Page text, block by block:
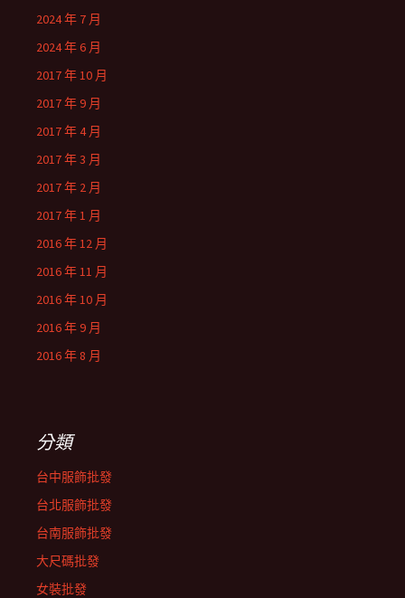
2024 年 7 月
2024 年 6 月
2017 年 10 月
2017 年 9 月
2017 年 4 月
2017 年 3 月
2017 年 2 月
2017 年 1 月
2016 年 12 月
2016 年 11 月
2016 年 10 月
2016 年 9 月
2016 年 8 月
分類
台中服飾批發
台北服飾批發
台南服飾批發
大尺碼批發
女裝批發